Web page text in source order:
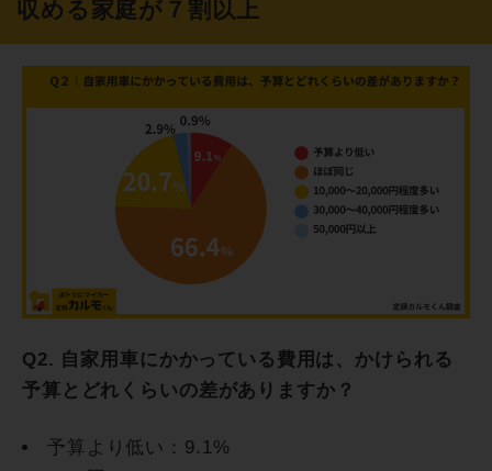
収める家庭が７割以上
Q2. 自家用車にかかっている費用は、かけられる
予算とどれくらいの差がありますか？
予算より低い：9.1%